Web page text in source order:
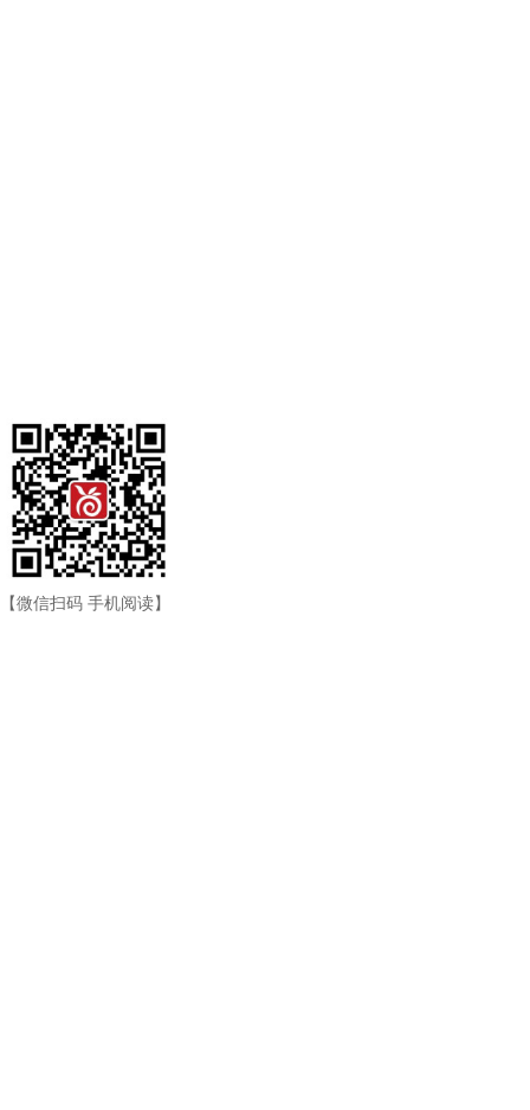
【微信扫码 手机阅读】